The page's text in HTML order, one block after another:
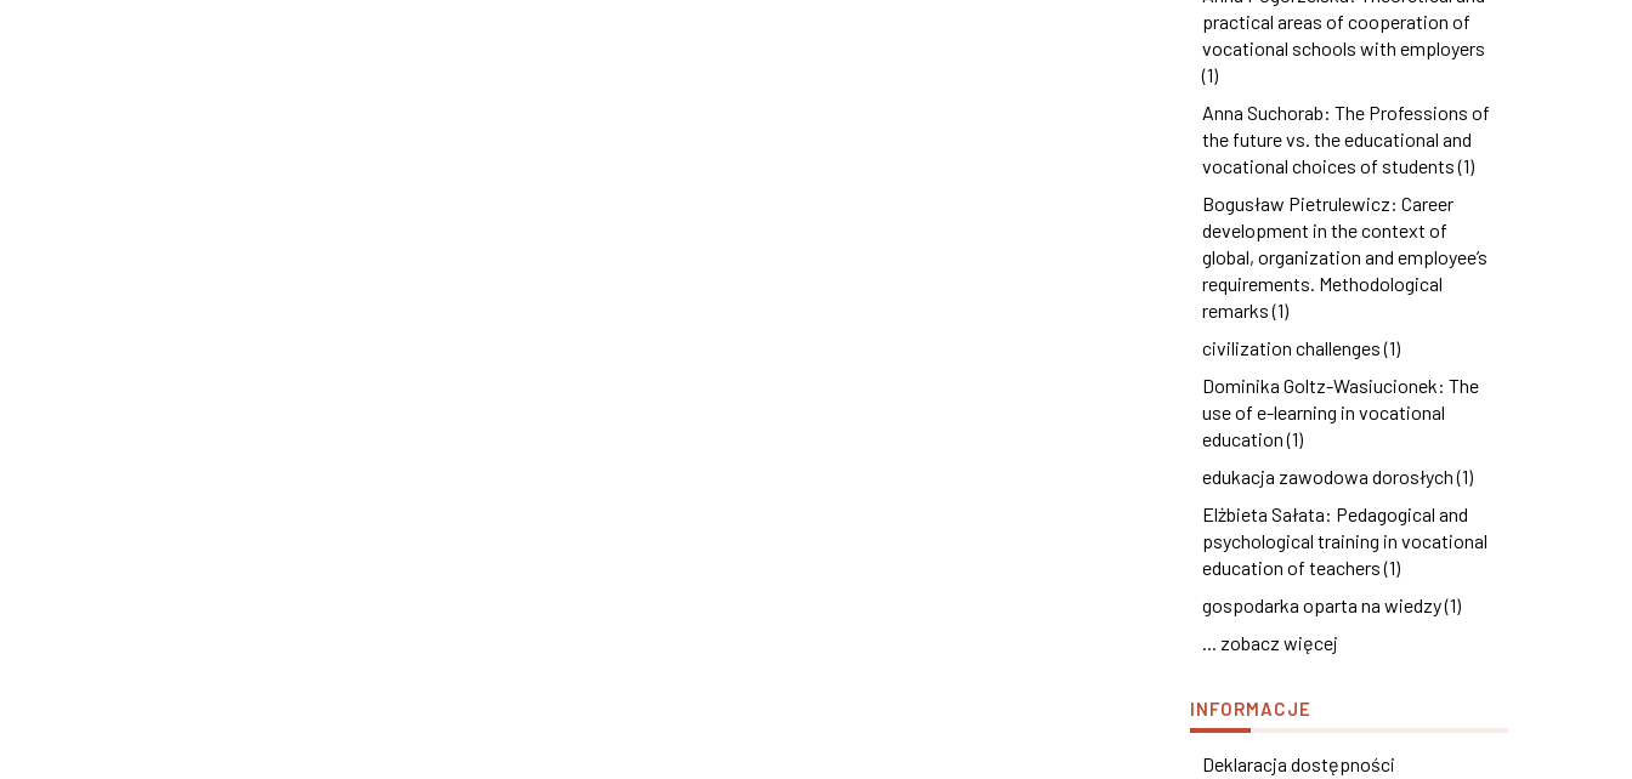
practical areas of cooperation of
vocational schools with employers
(1)
Anna Suchorab: The Professions of
the future vs. the educational and
vocational choices of students (1)
Bogusław Pietrulewicz: Career
development in the context of
global, organization and employee’s
requirements. Methodological
remarks (1)
civilization challenges (1)
Dominika Goltz-Wasiucionek: The
use of e-learning in vocational
education (1)
edukacja zawodowa dorosłych (1)
Elżbieta Sałata: Pedagogical and
psychological training in vocational
education of teachers (1)
gospodarka oparta na wiedzy (1)
... zobacz więcej
INFORMACJE
Deklaracja dostępności